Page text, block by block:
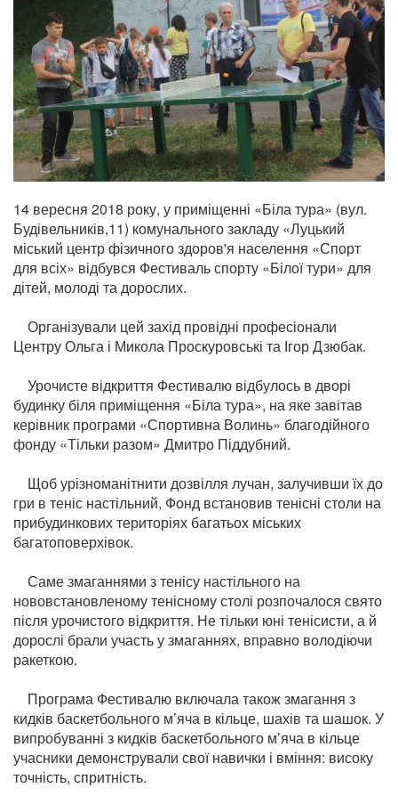
14 вересня 2018 року, у приміщенні «Біла тура» (вул.
Будівельників,11) комунального закладу «Луцький
міський центр фізичного здоров'я населення «Спорт
для всіх» відбувся Фестиваль спорту «Білої тури» для
дітей, молоді та дорослих.
Організували цей захід провідні професіонали
Центру Ольга і Микола Проскуровські та Ігор Дзюбак.
Урочисте відкриття Фестивалю відбулось в дворі
будинку біля приміщення «Біла тура», на яке завітав
керівник програми «Спортивна Волинь» благодійного
фонду «Тільки разом» Дмитро Піддубний.
Щоб урізноманітнити дозвілля лучан, залучивши їх до
гри в теніс настільний, Фонд встановив тенісні столи на
прибудинкових територіях багатьох міських
багатоповерхівок.
Саме змаганнями з тенісу настільного на
нововстановленому тенісному столі розпочалося свято
після урочистого відкриття. Не тільки юні тенісисти, а й
дорослі брали участь у змаганнях, вправно володіючи
ракеткою.
Програма Фестивалю включала також змагання з
кидків баскетбольного м’яча в кільце, шахів та шашок. У
випробуванні з кидків баскетбольного м’яча в кільце
учасники демонстрували свої навички і вміння: високу
точність, спритність.